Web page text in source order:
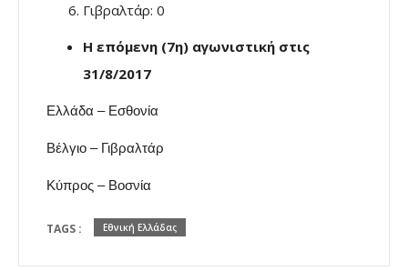
Γιβραλτάρ: 0
Η επόμενη (7η) αγωνιστική στις
31/8/2017
Ελλάδα – Εσθονία
Βέλγιο – Γιβραλτάρ
Κύπρος – Βοσνία
TAGS : Εθνική Ελλάδας